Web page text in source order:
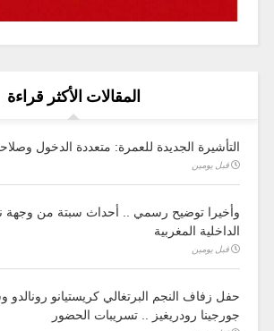
المقالات الأكثر قراءة
التأشيرة الجديدة للعمرة: متعددة الدخول
قبل يومين
وأخيرا توضيح رسمي .. أحداث سبتة من وجهة
الداخلية المغربية
قبل يومين
حفل زفاف النجم البرتغالي كريستيانو رونالدو
جورجينا رودريغيز .. تسريبات الحضور